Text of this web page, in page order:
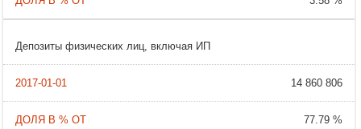
Депозиты физических лиц, включая ИП
14 860 806
77.79 %